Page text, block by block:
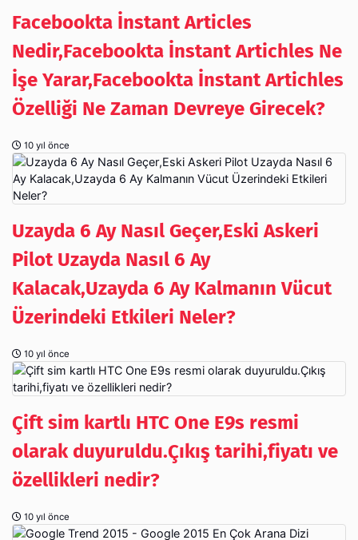
Facebookta İnstant Articles
Nedir,Facebookta İnstant Artichles Ne
İşe Yarar,Facebookta İnstant Artichles
Özelliği Ne Zaman Devreye Girecek?
10 yıl önce
Uzayda 6 Ay Nasıl Geçer,Eski Askeri
Pilot Uzayda Nasıl 6 Ay
Kalacak,Uzayda 6 Ay Kalmanın Vücut
Üzerindeki Etkileri Neler?
10 yıl önce
Çift sim kartlı HTC One E9s resmi
olarak duyuruldu.Çıkış tarihi,fiyatı ve
özellikleri nedir?
10 yıl önce